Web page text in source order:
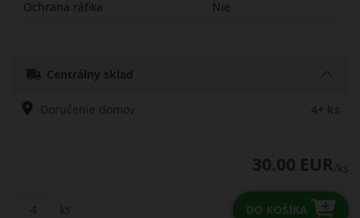
Ochrana ráfika
Nie
Centrálny sklad
Doručenie domov 4+ ks
30.00 EUR/ks
ks DO KOŠÍKA